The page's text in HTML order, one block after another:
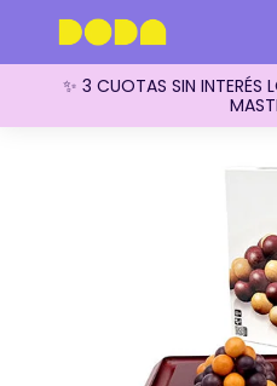
✨ 3 CUOTAS SIN INTERÉS